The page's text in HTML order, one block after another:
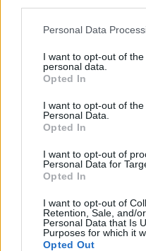
Please note that this
not limited to your visit or
grant or deny consent to
use your data for below
consent section.
Personal Data
I want to opt-out of
personal data.
Opted In
I want to opt-out of
Personal Data.
Opted In
I want to opt-out of
Personal Data for
Opted In
I want to opt-out of
Retention, Sale, and/
Personal Data that Is
Purposes for which it
Opted Out
ugyanis még soha
funkcionális dizájn
A múlt nélküli
hírbehozó•2010. december 19.
róla, az iWiW új,
élesedtek. Azt hiszem,
huszonötödszörre is
összehasonlítgatni az
ugye egyre kevésbé